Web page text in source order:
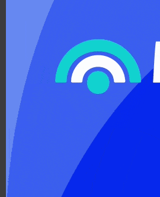
ÚLTIMO MOMENTO :
Detectan cocaína oculta en carne que